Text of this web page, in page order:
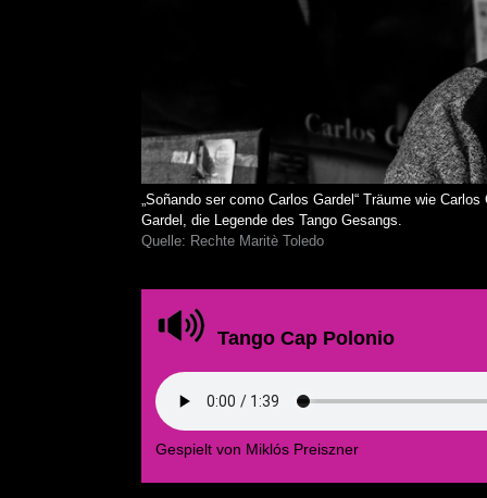
„Soñando ser como Carlos Gardel“ Träume wie
Gardel, die Legende des Tango Gesangs.
Quelle: Rechte Maritè Toledo
Tango Cap Polonio
Gespielt von Miklós Preiszner